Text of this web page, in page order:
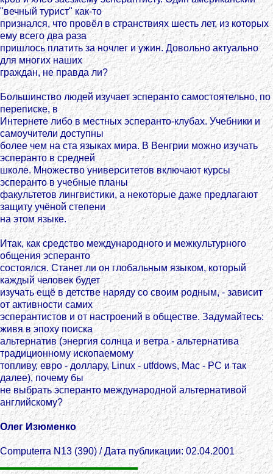
"вечный турист" как-то
признался, что провёл в странствиях шесть лет, из которых
ему всего два раза
пришлось платить за ночлег и ужин. Довольно актуально
для многих наших
граждан, не правда ли?
Большинство людей изучает эсперанто самостоятельно, по
переписке, в
Интернете либо в местных эсперанто-клубах. Учебники и
самоучители доступны
более чем на ста языках мира. В Венгрии можно изучать
эсперанто в средней
школе. Множество университетов включают курсы
эсперанто в учебные планы
факультетов лингвистики, а некоторые даже предлагают
защиту учёной степени
на этом языке.
Итак, как средство международного и межкультурного
общения эсперанто
состоялся. Станет ли он глобальным языком, который
каждый человек будет
изучать ещё в детстве наряду со своим родным, - зависит
от активности самих
эсперантистов и от настроений в обществе. Задумайтесь:
живя в эпоху поиска
альтернатив (энергия солнца и ветра - альтернатива
традиционному ископаемому
топливу, евро - доллару, Linux - utfdows, Mac - PC и так
далее), почему бы
не выбрать эсперанто международной альтернативой
английскому?
Олег Изюменко
Computerra N13 (390) / Дата публикации: 02.04.2001